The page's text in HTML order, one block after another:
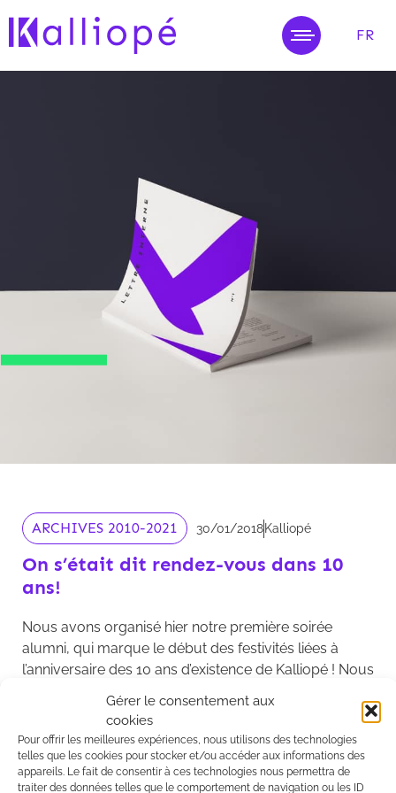
Gérer le consentement aux
cookies
Pour offrir les meilleures expériences, nous utilisons des technologies
telles que les cookies pour stocker et/ou accéder aux informations des
appareils. Le fait de consentir à ces technologies nous permettra de
traiter des données telles que le comportement de navigation ou les ID
FR
ARCHIVES 2010-2021 30/01/2018Kalliopé
On s’était dit rendez-vous dans 10
ans!
Nous avons organisé hier notre première soirée
alumni, qui marque le début des festivités liées à
l’anniversaire des 10 ans d’existence de Kalliopé ! Nous
anciens et actuels, de nous avoir fait le plaisir d’être à
nos côtés pour cette magnifique soirée et de
contribuer au succès de Kalliopé, année après année.